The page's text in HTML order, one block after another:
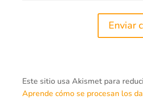
Este sitio usa Akismet para
Aprende cómo se procesan los